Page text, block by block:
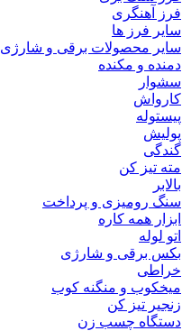
فرز آهنگری
سایر فرز ها
سایر محصولات برقی و شارژی
دمنده و مکنده
سشوار
کارواش
پیستوله
پولیش
گندگی
مته تیز کن
بالابر
سنگ رومیزی و پرداخت
ابزار همه کاره
اتو لوله
بکس برقی و شارژی
خراطی
میخکوب و منگنه کوب
زنجیر تیز کن
دستگاه چسب زن